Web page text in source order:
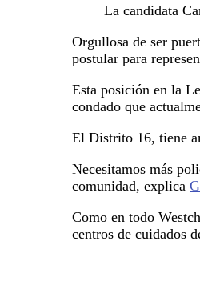
La candidata
Orgullosa de ser
postular para
Esta posición en la
condado que
El Distrito 16, tiene
Necesitamos más
comunidad, explica
Como en todo
centros de cuidados